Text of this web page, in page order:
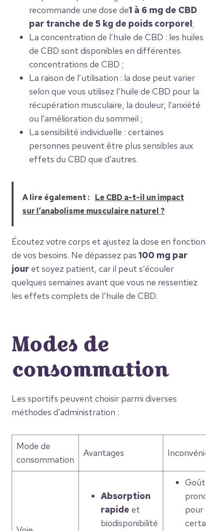
recommande une dose de1 à 6 mg de CBD
par tranche de 5 kg de poids corporel;
La concentration de l’huile de CBD : les huiles
de CBD sont disponibles en différentes
concentrations de CBD ;
La raison de l’utilisation : la dose peut varier
selon que vous utilisez l’huile de CBD pour la
récupération musculaire, la douleur, l’anxiété
ou l’amélioration du sommeil ;
La sensibilité individuelle : certaines
personnes peuvent être plus sensibles aux
effets du CBD que d’autres.
A lire également : Le CBD a-t-il un impact
sur l’anabolisme musculaire naturel ?
Écoutez votre corps et ajustez la dose en fonction
de vos besoins. Ne dépassez pas 100 mg par
jour et soyez patient, car il peut s’écouler
quelques semaines avant que vous ne ressentiez
les effets complets de l’huile de CBD.
Modes de
consommation
Les sportifs peuvent choisir parmi diverses
méthodes d’administration :
Mode de
consommation
Avantages
Absorption
rapide et
biodisponibilité
Goût
pour